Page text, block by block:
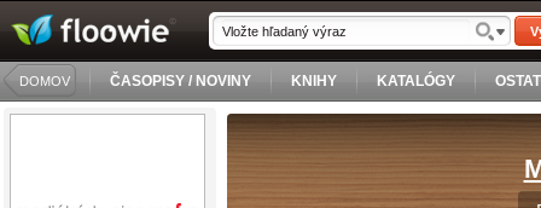
DOMOV ČASOPISY / NOVINY KNIHY KATALÓGY